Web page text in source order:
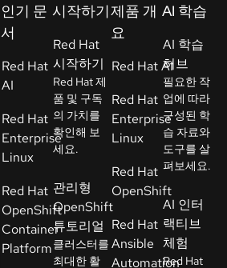
개
자
평
가
인기 문
서
Red Hat
AI
Red Hat
Enterprise
Linux
Red Hat
OpenShift
Container
Platform
시작하기
Red Hat
시작하기
Red Hat 제
품 및 구독
의 가치를
확인해 보
세요.
관리형
OpenShift
튜토리얼
클러스터를
최대한 활
제품 개
요
Red Hat AI
Red Hat
Enterprise
Linux
Red Hat
OpenShift
Red Hat
Ansible
Automation
AI 학습
AI 학습
허브
필요한 작
업에 따라
구성된 학
습 자료와
도구를 살
펴보세요.
AI 인터
랙티브
체험
Red Hat